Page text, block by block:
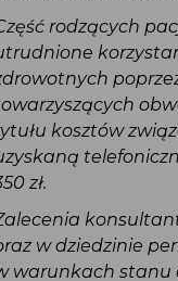
Część rodzących
utrudnione
zdrowotnych
towarzyszących
tytułu kosztów
uzyskaną
350 zł.
Zalecenia
oraz w dziedzinie
w warunkach stanu